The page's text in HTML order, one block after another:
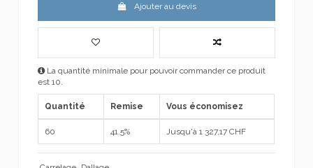
Ajouter au devis
La quantité minimale pour pouvoir commander ce produit
est 10.
Quantité Remise Vous économisez
60 41.5% Jusqu'à 1 327,17 CHF